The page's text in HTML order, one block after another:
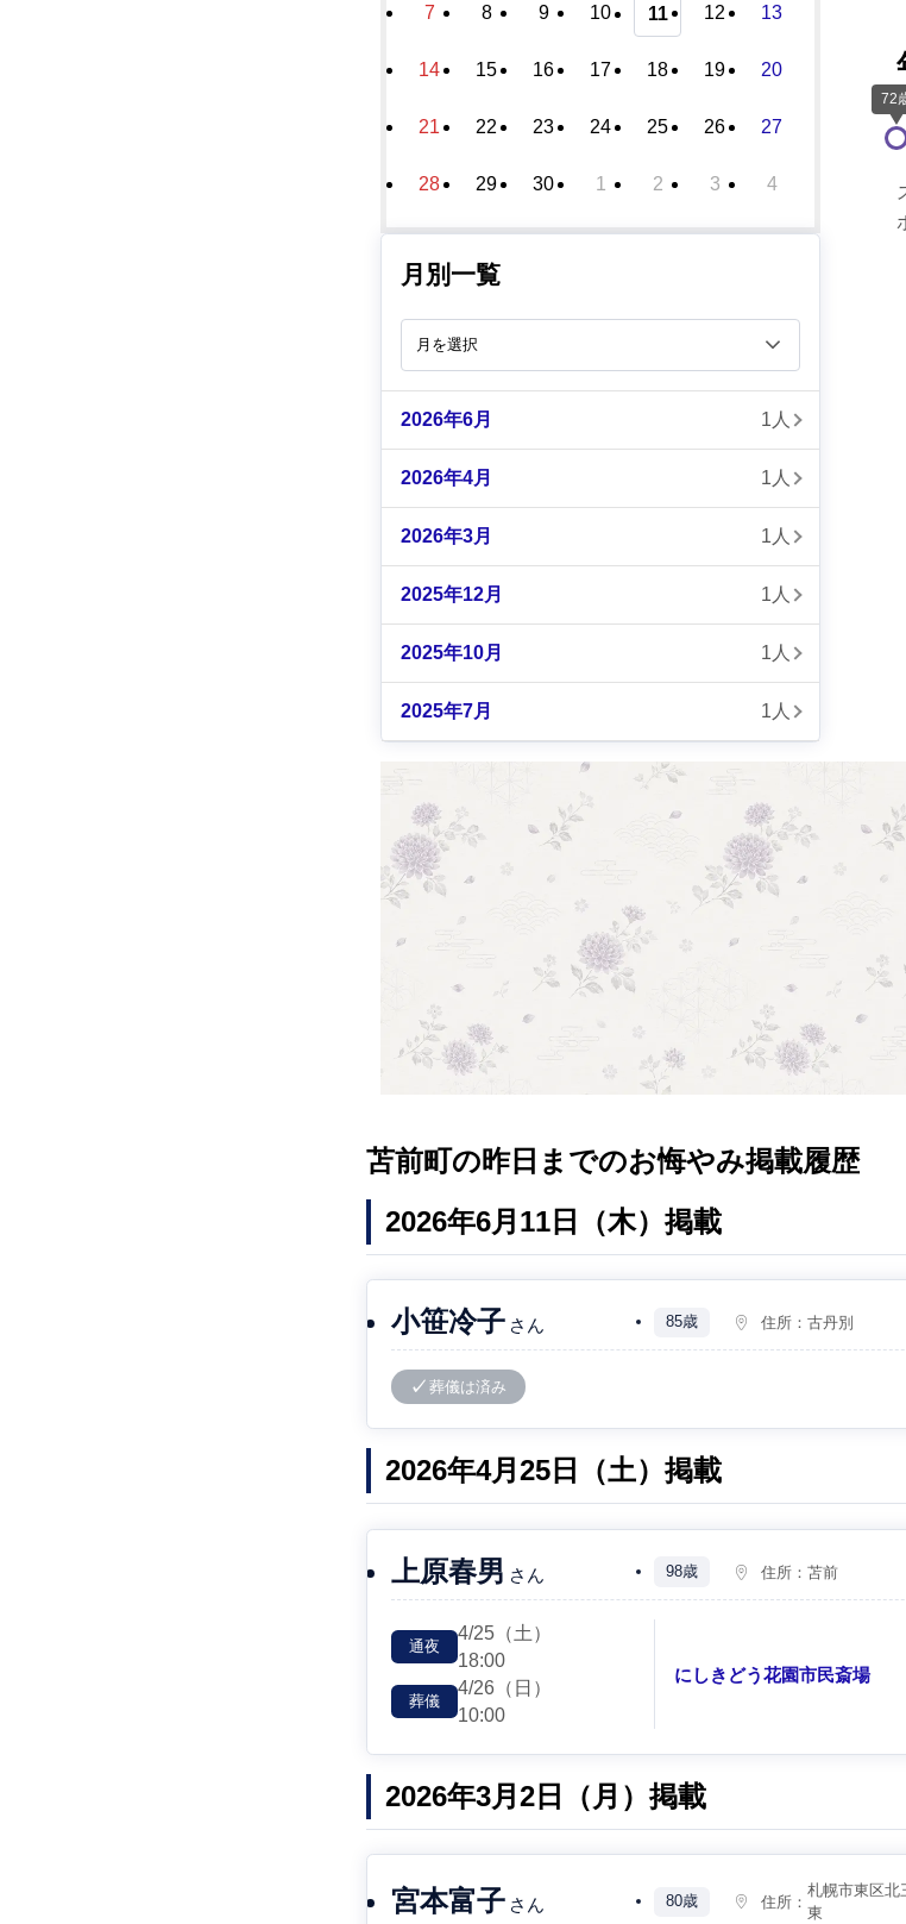
7 8 9 10 11 12 13
14 15 16 17 18 19 20
21 22 23 24 25 26 27
28 29 30 1 2 3 4
月別一覧
2026年6月 1人
2026年4月 1人
2026年3月 1人
2025年12月 1人
2025年10月 1人
2025年7月 1人
苫前町の昨日までのお悔やみ掲載履歴
2026年6月11日（木）掲載
小笹冷子 さん 85歳 住所：古丹別
葬儀は済み
2026年4月25日（土）掲載
上原春男 さん 98歳 住所：苫前
通夜
4/25 （土）
18:00
葬儀
4/26 （日）
10:00
にしきどう花園市民斎場
2026年3月2日（月）掲載
宮本富子 さん 80歳 住所：
札幌市東区北
東